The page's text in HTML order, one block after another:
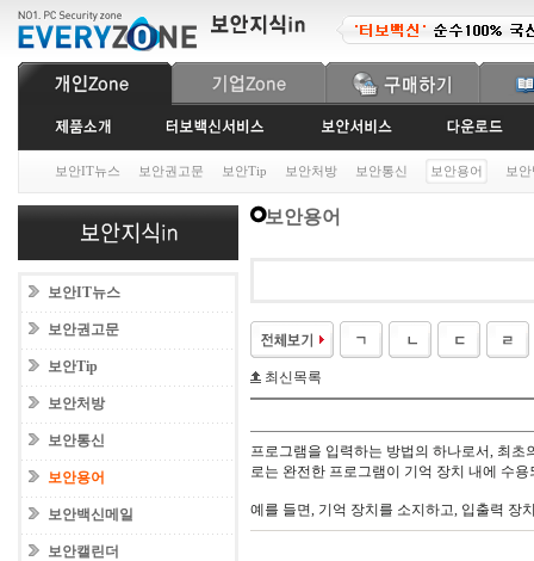
보안IT뉴스 보안권고문 보안Tip 보안처방 보안통신 보안용어 보
보안IT뉴스
보안권고문
보안Tip
보안처방
보안통신
보안용어
보안백신메일
보안캘린더
보안용어
최신목록
프로그램을 입력하는 방법의 하나로서, 최
로는 완전한 프로그램이 기억 장치 내에 수
예를 들면, 기억 장치를 소지하고, 입출력 장